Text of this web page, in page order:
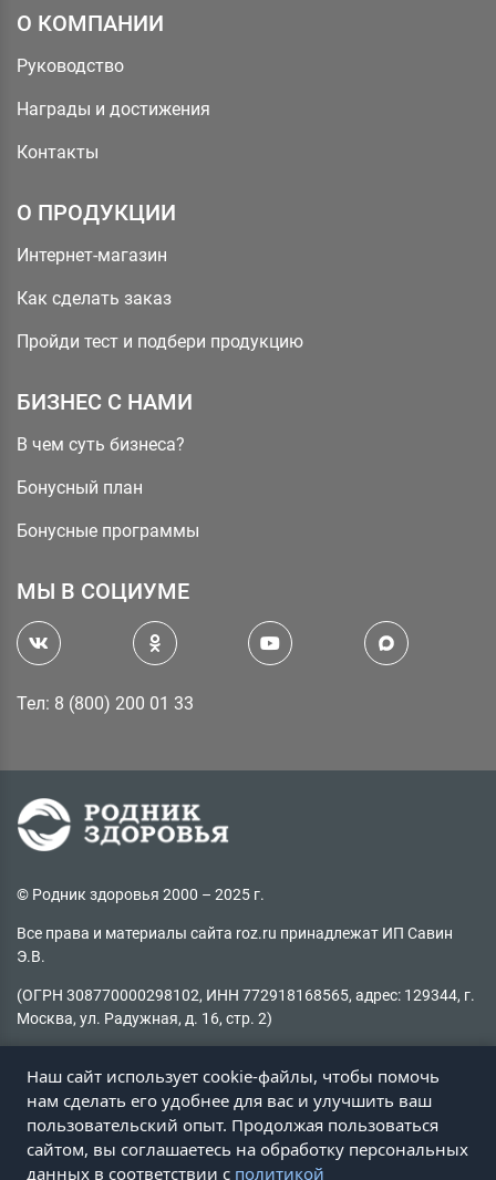
О КОМПАНИИ
Руководство
Награды и достижения
Контакты
О ПРОДУКЦИИ
Интернет-магазин
Как сделать заказ
Пройди тест и подбери продукцию
БИЗНЕС С НАМИ
В чем суть бизнеса?
Бонусный план
Бонусные программы
МЫ В СОЦИУМЕ
Тел: 8 (800) 200 01 33
© Родник здоровья 2000 – 2025 г.
Все права и материалы сайта roz.ru принадлежат ИП Савин
Э.В.
(ОГРН 308770000298102, ИНН 772918168565, адрес: 129344, г.
Москва, ул. Радужная, д. 16, стр. 2)
запрещено
Не нашли информацию на сайте?
Пишите наclient@roz.ru
Наш сайт использует cookie-файлы, чтобы помочь
нам сделать его удобнее для вас и улучшить ваш
пользовательский опыт. Продолжая пользоваться
сайтом, вы соглашаетесь на обработку персональных
данных в соответствии с политикой